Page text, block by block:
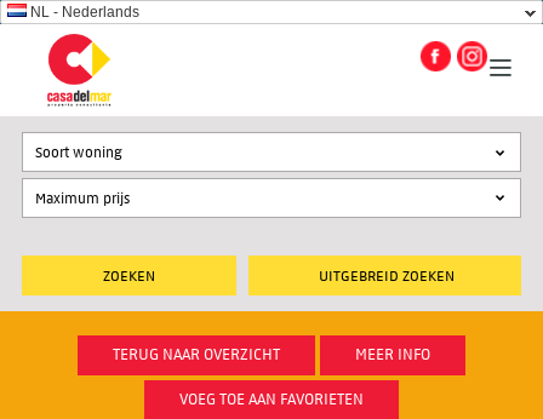
NL - Nederlands
UITGEBREID ZOEKEN
Soort woning
TERUG NAAR OVERZICHT MEER INFO
VOEG TOE AAN FAVORIETEN